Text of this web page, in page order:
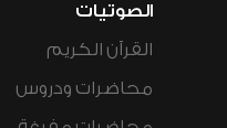
الصوتيات
القرآن الكريم
محاضرات ودروس